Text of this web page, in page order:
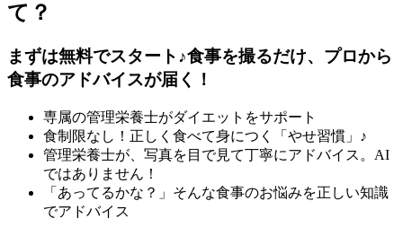
て？
まずは無料でスタート♪食事を撮るだけ、プロから
食事のアドバイスが届く！
専属の管理栄養士がダイエットをサポート
食制限なし！正しく食べて身につく「やせ習慣」♪
管理栄養士が、写真を目で見て丁寧にアドバイス。AI
ではありません！
「あってるかな？」そんな食事のお悩みを正しい知識
でアドバイス